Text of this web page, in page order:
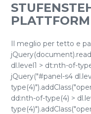
PLATTFORM
Il meglio per tetto e
dl.level1 > dt:nth-of-
jQuery("#panel-s4
dd:nth-of-type(4) >